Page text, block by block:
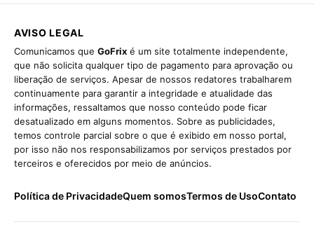
AVISO LEGAL
Comunicamos que GoFrix é um site totalmente independente,
que não solicita qualquer tipo de pagamento para aprovação ou
liberação de serviços. Apesar de nossos redatores trabalharem
continuamente para garantir a integridade e atualidade das
informações, ressaltamos que nosso conteúdo pode ficar
desatualizado em alguns momentos. Sobre as publicidades,
temos controle parcial sobre o que é exibido em nosso portal,
por isso não nos responsabilizamos por serviços prestados por
terceiros e oferecidos por meio de anúncios.
Política de PrivacidadeQuem somosTermos de UsoContato